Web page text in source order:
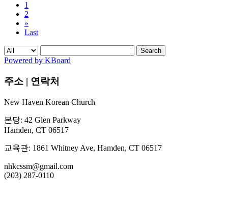
1
2
»
Last
Search
Powered by KBoard
주소 | 연락처
New Haven Korean Church
본당: 42 Glen Parkway
Hamden, CT 06517
교육관: 1861 Whitney Ave, Hamden, CT 06517
nhkcssm@gmail.com
(203) 287-0110